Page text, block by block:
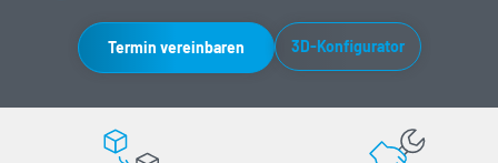
Termin vereinbaren 3D-Konfigurator